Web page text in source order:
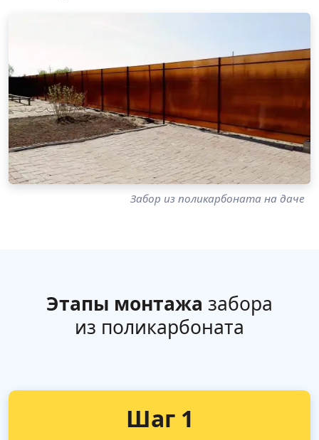
Забор из поликарбоната на даче
Этапы монтажа забора
из поликарбоната
Шаг 1